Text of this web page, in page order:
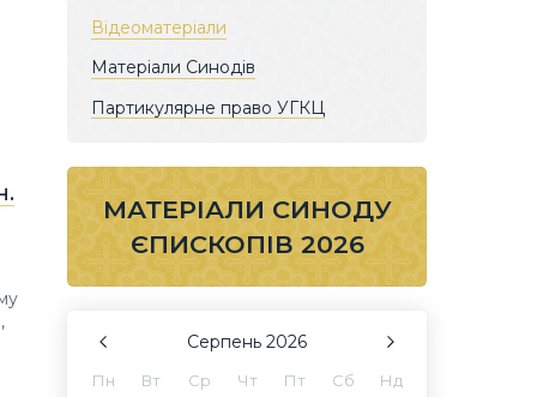
Відеоматеріали
Матеріали Синодів
Партикулярне право УГКЦ
МАТЕРІАЛИ СИНОДУ
ЄПИСКОПІВ 2026
Серпень 2026
Пн Вт Ср Чт Пт Сб Нд